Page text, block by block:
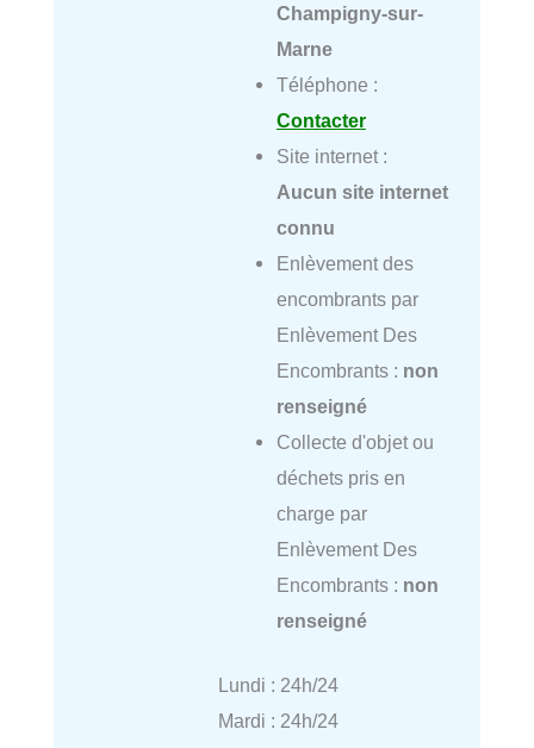
Champigny-sur-
Marne
Téléphone :
Contacter
Site internet :
Aucun site internet
connu
Enlèvement des
encombrants par
Enlèvement Des
Encombrants : non
renseigné
Collecte d'objet ou
déchets pris en
charge par
Enlèvement Des
Encombrants : non
renseigné
Lundi : 24h/24
Mardi : 24h/24